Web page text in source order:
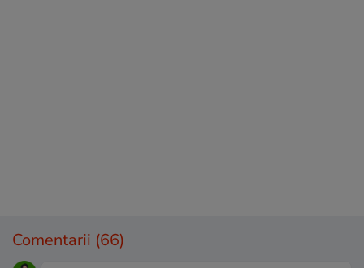
Comentarii (66)